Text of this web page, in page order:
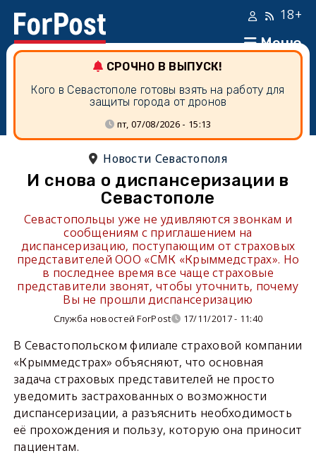
Меню
18+
СРОЧНО В ВЫПУСК!
Кого в Севастополе готовы взять на работу для
защиты города от дронов
пт, 07/08/2026 - 15:13
Новости Севастополя
И снова о диспансеризации в
Севастополе
Севастопольцы уже не удивляются звонкам и
сообщениям с приглашением на
диспансеризацию, поступающим от страховых
представителей ООО «СМК «Крыммедстрах». Но
в последнее время все чаще страховые
представители звонят, чтобы уточнить, почему
Вы не прошли диспансеризацию
Служба новостей ForPost 17/11/2017 - 11:40
В Севастопольском филиале страховой компании
«Крыммедстрах» объясняют, что основная
задача страховых представителей не просто
уведомить застрахованных о возможности
диспансеризации, а разъяснить необходимость
её прохождения и пользу, которую она приносит
пациентам.